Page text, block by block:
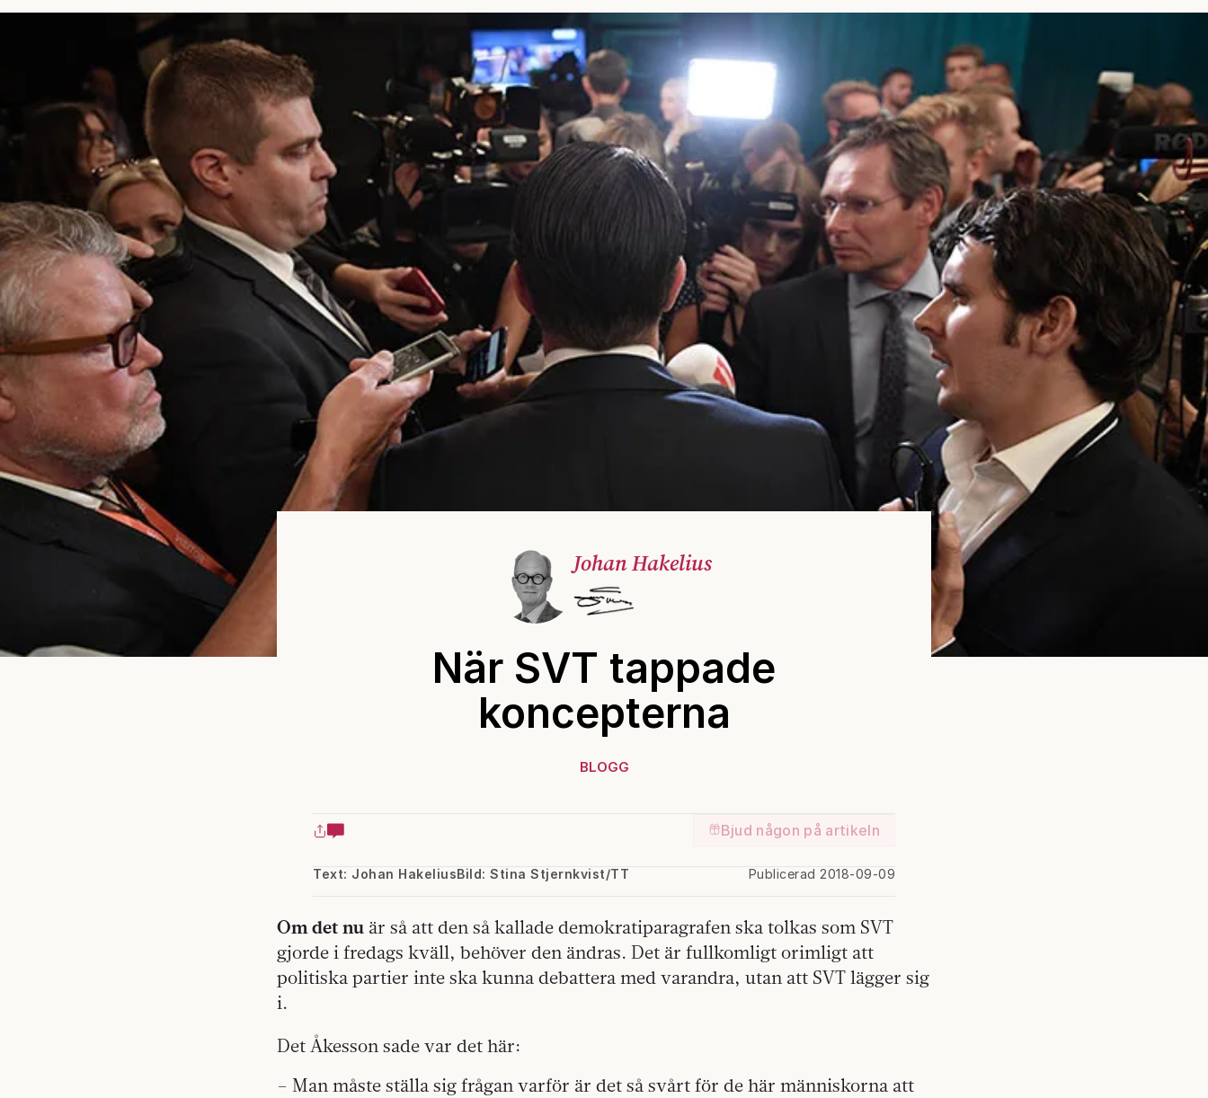
Johan Hakelius
När SVT tappade
koncepterna
BLOGG
Bjud någon på artikeln
Text: Johan Hakelius Publicerad 2018-09-09
Bild: Stina Stjernkvist/TT
Om det nu är så att den så kallade demokratiparagrafen ska tolkas som SVT
gjorde i fredags kväll, behöver den ändras. Det är fullkomligt orimligt att
politiska partier inte ska kunna debattera med varandra, utan att SVT lägger sig
i.
Det Åkesson sade var det här:
– Man måste ställa sig frågan varför är det så svårt för de här människorna att